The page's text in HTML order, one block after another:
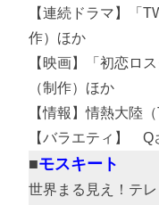
【連続ドラマ】「
作）ほか
【映画】「初恋ロ
（制作）ほか
【情報】情熱大陸
【バラエティ】 Q
モスキート
世界まる見え！テ